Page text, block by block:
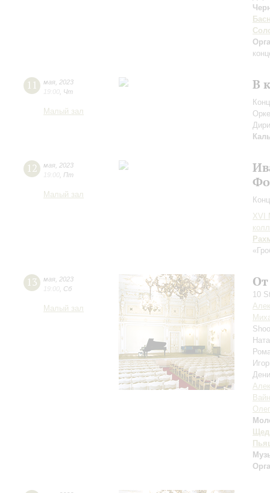
11 мая 2023
19:00 Чт
Малый зал
В
12 мая 2023
19:00 Пт
Малый зал
XVI
13 мая 2023
19:00 Сб
Малый зал
10